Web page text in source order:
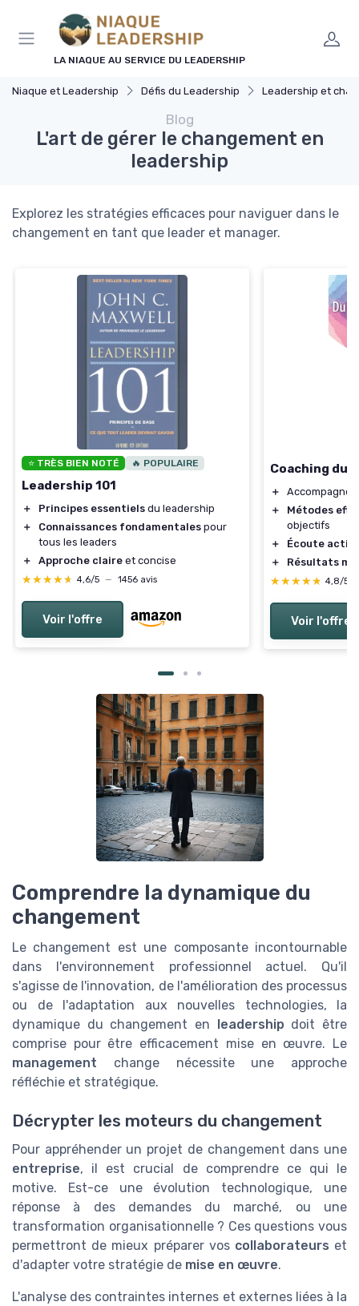
LA NIAQUE AU SERVICE DU LEADERSHIP
Niaque et Leadership Défis du Leadership Leadership et
Blog
L'art de gérer le changement en
leadership
Explorez les stratégies efficaces pour naviguer dans le
changement en tant que leader et manager.
⭐ TRÈS BIEN NOTÉ 🔥 POPULAIRE
Leadership 101
＋ Principes essentiels du leadership
＋
Connaissances fondamentales pour
tous les leaders
＋
Approche claire et concise
★★★★★
★★★★★ 4,6/5 — 1456 avis
Voir l'offre
Coaching du
＋
＋
Métodes
objectifs
＋
Écoute
＋
Résultats
★★★★★
★★★★★ 4,8/5
Voir l'offre
Comprendre la dynamique du
changement
Le changement est une composante incontournable
dans l'environnement professionnel actuel. Qu'il
s'agisse de l'innovation, de l'amélioration des processus
ou de l'adaptation aux nouvelles technologies, la
dynamique du changement en leadership doit être
comprise pour être efficacement mise en œuvre. Le
management change nécessite une approche
réfléchie et stratégique.
Décrypter les moteurs du changement
Pour appréhender un projet de changement dans une
entreprise, il est crucial de comprendre ce qui le
motive. Est-ce une évolution technologique, une
réponse à des demandes du marché, ou une
transformation organisationnelle ? Ces questions vous
permettront de mieux préparer vos collaborateurs et
d'adapter votre stratégie de mise en œuvre.
L'analyse des contraintes internes et externes liées à la